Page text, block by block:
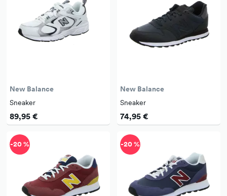
New Balance
Sneaker
89,95 €
New Balance
Sneaker
74,95 €
-20 % -20 %